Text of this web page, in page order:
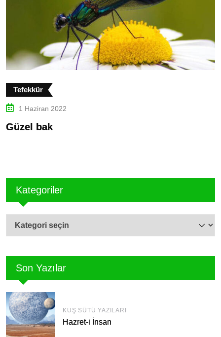
Kategoriler
Kategoriler
Son Yazılar
KUŞ SÜTÜ YAZILARI
Hazret-i İnsan
Tefekkür
1 Haziran 2022
Güzel bak